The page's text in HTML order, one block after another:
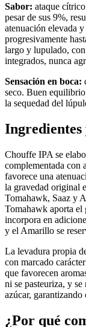
Sabor: ataque
pesar de sus 9%,
atenuación elevada
progresivamente
largo y lupulado,
integrados, nunca
Sensación en boca:
seco. Buen
la sequedad del
Chouffe IPA se
complementada con
favorece una
la gravedad original
Tomahawk, Saaz y
Tomahawk aporta el
incorpora en
y el Amarillo se
La levadura propia
con marcado
que favorecen
ni se pasteuriza, y
azúcar,
¿Por qué